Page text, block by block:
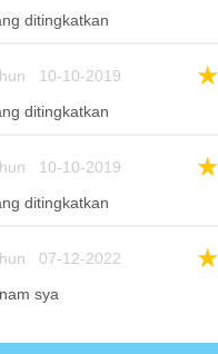
ditingkatkan
10-10-2019 ★
ditingkatkan
10-10-2019 ★
ditingkatkan
07-12-2022 ★
sya